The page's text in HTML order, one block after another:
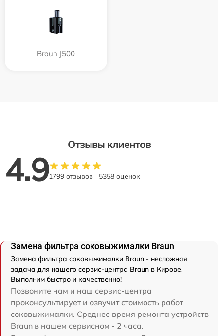
Braun J500
Отзывы клиентов
4.91799 отзывов 5358 оценок
Замена фильтра соковыжималки Braun
Замена фильтра соковыжималки Braun - несложная
задача для нашего сервис-центра Braun в Кирове.
Выполним быстро и качественно!
Позвоните нам и наш сервис-центра
проконсультирует и озвучит стоимость работ
соковыжималки. Среднее время ремонта устройств
Braun в нашем сервисном - 2 часа.